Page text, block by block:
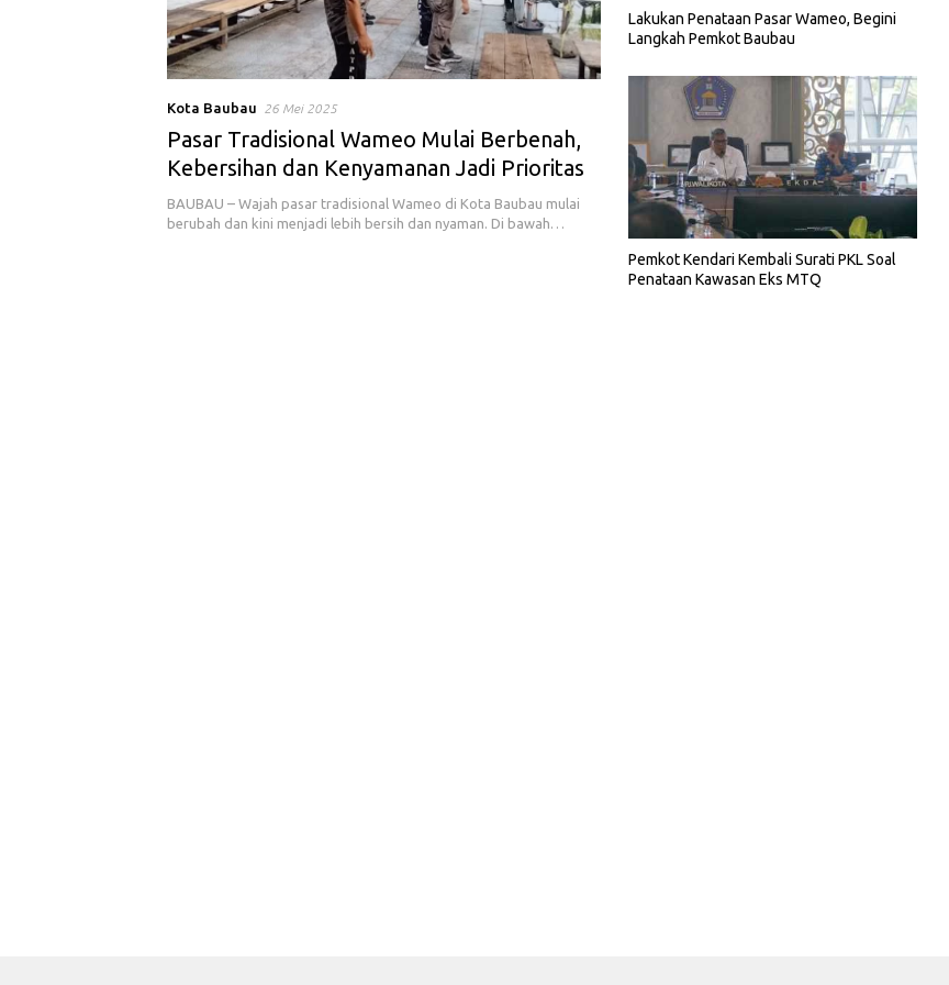
Kota Baubau 26 Mei 2025
Pasar Tradisional Wameo Mulai Berbenah,
Kebersihan dan Kenyamanan Jadi Prioritas
BAUBAU – Wajah pasar tradisional Wameo di Kota Baubau mulai
berubah dan kini menjadi lebih bersih dan nyaman. Di bawah…
Lakukan Penataan Pasar Wameo, Begini
Langkah Pemkot Baubau
Pemkot Kendari Kembali Surati PKL Soal
Penataan Kawasan Eks MTQ